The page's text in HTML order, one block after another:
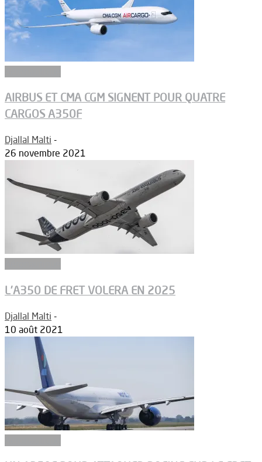
AIRBUS ET CMA CGM SIGNENT POUR QUATRE
CARGOS A350F
Djallal Malti -
26 novembre 2021
L’A350 DE FRET VOLERA EN 2025
Djallal Malti -
10 août 2021